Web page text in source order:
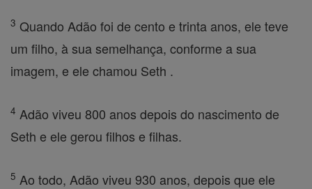
3 Quando Adão foi de cento e trinta anos, ele teve
um filho, à sua semelhança, conforme a sua
imagem, e ele chamou Seth .
4 Adão viveu 800 anos depois do nascimento de
Seth e ele gerou filhos e filhas.
5 Ao todo, Adão viveu 930 anos, depois que ele